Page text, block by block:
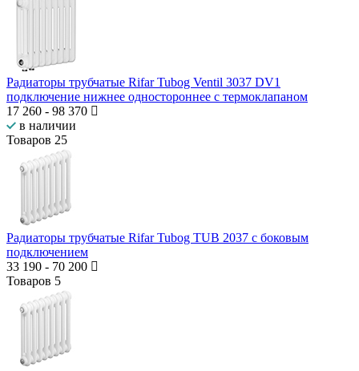
Радиаторы трубчатые Rifar Tubog Ventil 3037 DV1
подключение нижнее одностороннее с термоклапаном
17 260 - 98 370
в наличии
Товаров 25
Радиаторы трубчатые Rifar Tubog TUB 2037 с боковым
подключением
33 190 - 70 200
Товаров 5